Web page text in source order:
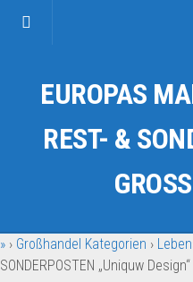
Kategorien
Auto & Motorrad
Fahrzeuge & Transport
Garten & Werkzeug
Geschäft, Büro & Schreibwaren
EUROPAS
REST- &
» › Großhandel Kategorien ›
SONDERPOSTEN „Uniquw